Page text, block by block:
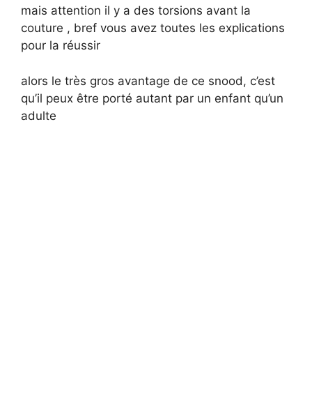
mais attention il y a des torsions avant la
couture , bref vous avez toutes les explications
pour la réussir
alors le très gros avantage de ce snood, c’est
qu’il peux être porté autant par un enfant qu’un
adulte